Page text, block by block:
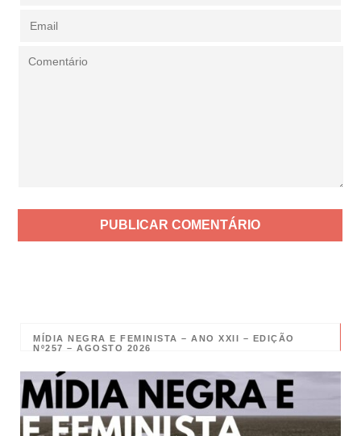
MÍDIA NEGRA E FEMINISTA – ANO XXII – EDIÇÃO
Nº257 – AGOSTO 2026